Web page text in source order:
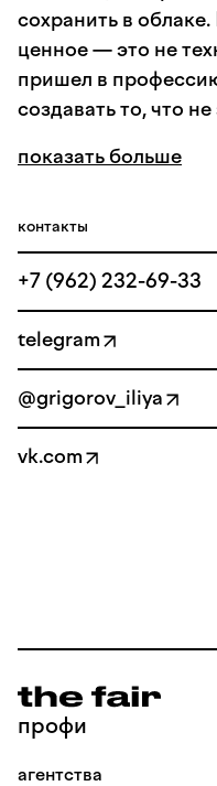
сохранить в
ценное — это не
пришел в
создавать то, что
показать больше
контакты
+7 (962) 232-69-33
telegram
@grigorov_iliya
vk.com
профи
агентства